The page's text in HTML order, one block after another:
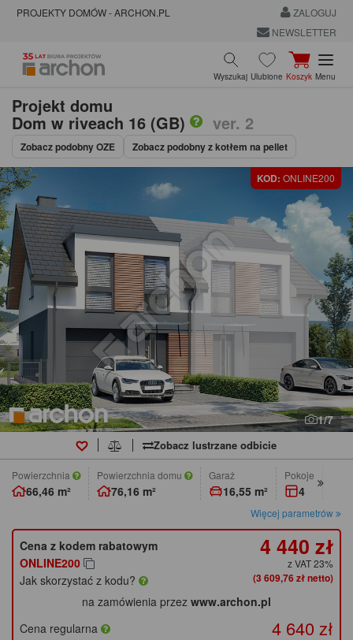
PROJEKTY DOMÓW - ARCHON.PL
ZALOGUJ
NEWSLETTER
Wyszukaj Ulubione Koszyk Menu
Projekt domu
Dom w riveach 16 (GB) ver. 2
Zobacz podobny OZE Zobacz podobny z kotłem na pellet
KOD: ONLINE200
1/7
Zobacz lustrzane odbicie
Powierzchnia
66,46 m²
Powierzchnia domu
76,16 m²
Garaż
16,55 m²
pokoje
4
Więcej parametrów
Cena z kodem rabatowym
ONLINE200
Jak skorzystać z kodu?
4 440 zł
z VAT 23%
(3 609,76 zł netto)
na zamówienia przez www.archon.pl
Cena regularna
4 640 zł